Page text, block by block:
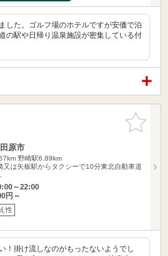
した。ゴルフ場のホテルですが安価で泊
の駅や日帰り温泉施設が密集している付
お気に入
りに追加
原市
野崎駅6.89km
又は矢板駅からタクシーで10分東北自動車道
～22:00
円～
性
！掛け流しなのがもったないようでし